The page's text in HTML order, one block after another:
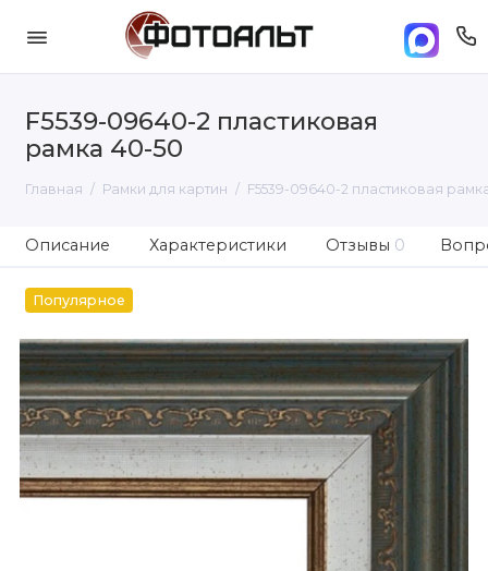
F5539-09640-2 пластиковая
рамка 40-50
Главная Рамки для картин F5539-09640-2 пластиковая
Описание Характеристики Отзывы 0
Популярное